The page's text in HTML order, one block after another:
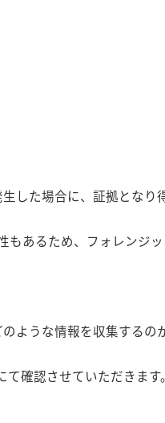
した場合に、証拠となり
あるため、フォレンジ
ような情報を収集するの
確認させていただきます。